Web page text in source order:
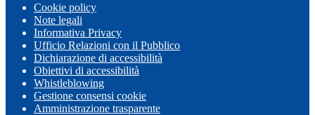
Cookie policy
Note legali
Informativa Privacy
Ufficio Relazioni con il Pubblico
Dichiarazione di accessibilità
Obiettivi di accessibilità
Whistleblowing
Gestione consensi cookie
Amministrazione trasparente